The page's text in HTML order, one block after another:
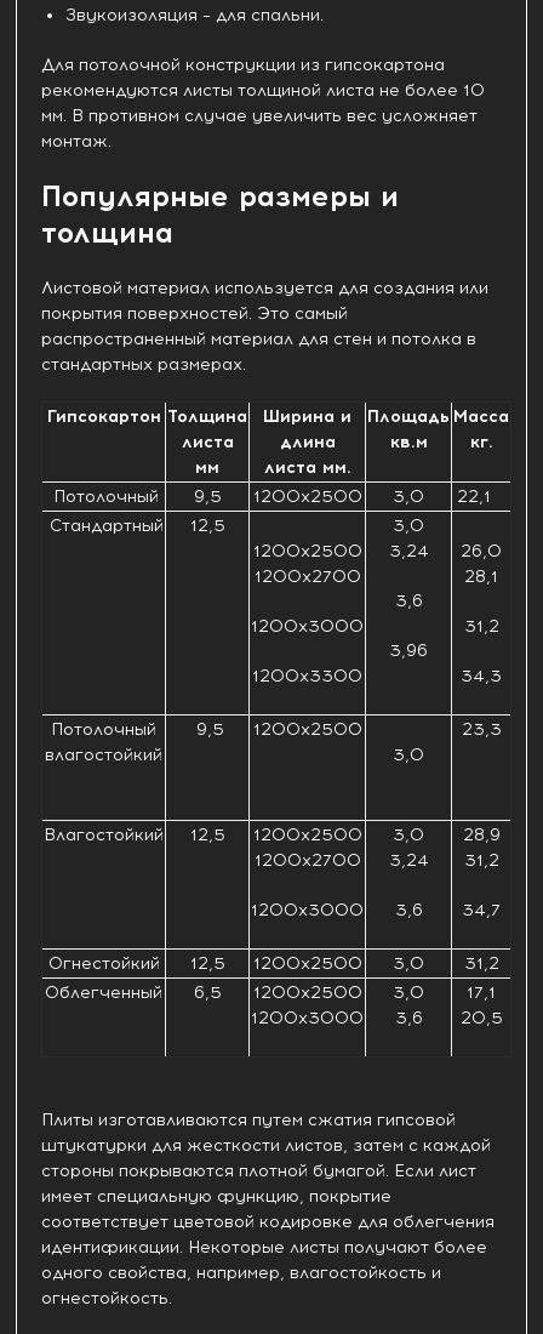
Звукоизоляция – для спальни.
Для потолочной конструкции из гипсокартона
рекомендуются листы толщиной листа не более 10
мм. В противном случае увеличить вес усложняет
монтаж.
Популярные размеры и
толщина
Листовой материал используется для создания или
покрытия поверхностей. Это самый
распространенный материал для стен и потолка в
стандартных размерах.
Гипсокартон Толщина
листа
мм
Ширина и
длина
листа мм.
Площадь
кв.м
Масса
кг.
Потолочный 9,5 1200х2500 3,0
22,1
Стандартный
12,5
1200х2500
1200х2700
1200х3000
1200х3300
3,0
3,24
3,6
3,96
26,0
28,1
31,2
34,3
Потолочный
влагостойкий
9,5
1200х2500
3,0
23,3
Влагостойкий 12,5
1200х2500
1200х2700
1200х3000
3,0
3,24
3,6
28,9
31,2
34,7
Огнестойкий 12,5 1200х2500 3,0
31,2
Облегченный
6,5
1200х2500
1200х3000
3,0
3,6
17,1
20,5
Плиты изготавливаются путем сжатия гипсовой
штукатурки для жесткости листов, затем с каждой
стороны покрываются плотной бумагой. Если лист
имеет специальную функцию, покрытие
соответствует цветовой кодировке для облегчения
идентификации. Некоторые листы получают более
одного свойства, например, влагостойкость и
огнестойкость.